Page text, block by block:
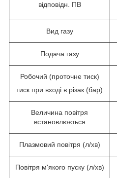
відповідн. ПВ
Вид газу
Подача газу
Робочий (проточне тиск)
тиск при вході в різак (бар)
Величина повітря
встановлюється
Плазмовий повітря (л/хв)
Повітря м'якого пуску (л/хв)